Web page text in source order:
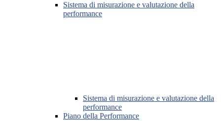
Sistema di misurazione e valutazione della
performance
Sistema di misurazione e valutazione della
performance
Piano della Performance